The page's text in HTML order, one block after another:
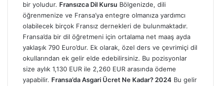
bir yoludur. Fransızca Dil Kursu Bölgenizde, dili
öğrenmenize ve Fransa’ya entegre olmanıza yardımcı
olabilecek birçok Fransız dernekleri de bulunmaktadır.
Fransa’da bir dil öğretmeni için ortalama net maaş ayda
yaklaşık 790 Euro’dur. Ek olarak, özel ders ve çevrimiçi dil
okullarından ek gelir elde edebilirsiniz. Bu pozisyonlar
size aylık 1,130 EUR ile 2,260 EUR arasında ödeme
yapabilir. Fransa’da Asgari Ücret Ne Kadar? 2024 Bu gelir